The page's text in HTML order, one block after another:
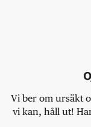
Vi ber om ursäkt
vi kan, håll ut!